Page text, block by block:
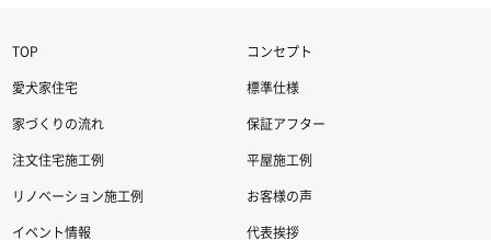
TOP コンセプト
愛犬家住宅 標準仕様
家づくりの流れ 保証アフター
注文住宅施工例 平屋施工例
リノベーション施工例 お客様の声
イベント情報 代表挨拶